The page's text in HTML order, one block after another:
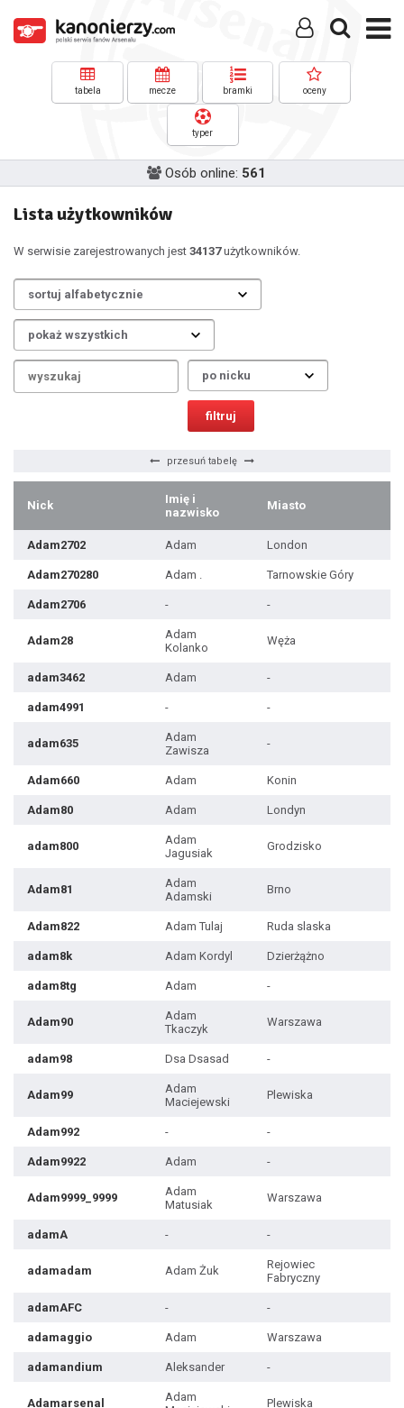
tabela mecze bramki oceny
typer
Osób online: 561
Lista użytkowników
W serwisie zarejestrowanych jest 34137użytkowników.
przesuń tabelę
Nick
Imię i
nazwisko
Miasto
Adam2702 Adam London
Adam270280 Adam . Tarnowskie Góry
Adam2706 - -
Adam28
Adam
Kolanko
Węża
adam3462 Adam -
adam4991 - -
adam635
Adam
Zawisza
-
Adam660 Adam Konin
Adam80 Adam Londyn
adam800
Adam
Jagusiak
Grodzisko
Adam81
Adam
Adamski
Brno
Adam822 Adam Tulaj Ruda slaska
adam8k Adam Kordyl Dzierżążno
adam8tg Adam -
Adam90
Adam
Tkaczyk
Warszawa
adam98 Dsa Dsasad -
Adam99
Adam
Maciejewski
Plewiska
Adam992 - -
Adam9922 Adam -
Adam9999_9999
Adam
Matusiak
Warszawa
adamA - -
adamadam Adam Żuk
Rejowiec
Fabryczny
adamAFC - -
adamaggio Adam Warszawa
adamandium Aleksander -
Adamarsenal
Adam
Plewiska